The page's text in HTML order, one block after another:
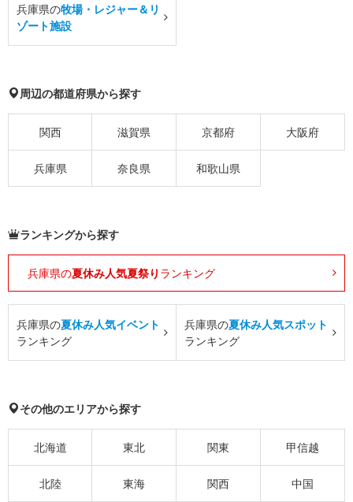
兵庫県の牧場・レジャー＆リ
ゾート施設
周辺の都道府県から探す
関西 滋賀県 京都府 大阪府
兵庫県 奈良県 和歌山県
ランキングから探す
兵庫県の夏休み人気夏祭り ランキング
兵庫県の夏休み人気イベント
ランキング
兵庫県の夏休み人気スポット
ランキング
その他のエリアから探す
北海道 東北 関東 甲信越
北陸 東海 関西 中国